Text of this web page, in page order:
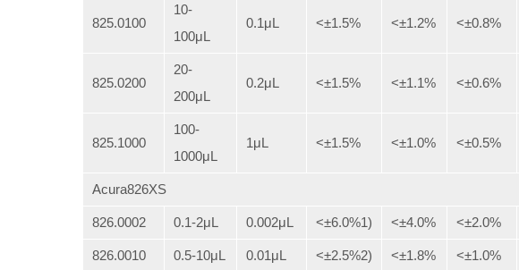
825.0100
10-
100μL
0.1μL <±1.5% <±1.2% <±0.8%
825.0200
20-
200μL
0.2μL <±1.5% <±1.1% <±0.6%
825.1000
100-
1000μL
1μL <±1.5% <±1.0% <±0.5%
Acura826XS
826.0002 0.1-2μL 0.002μL <±6.0%1) <±4.0% <±2.0%
826.0010 0.5-10μL 0.01μL <±2.5%2) <±1.8% <±1.0%